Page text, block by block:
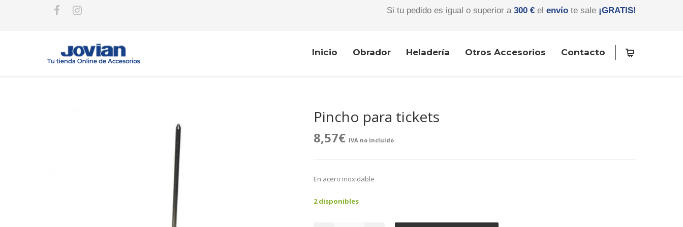
Si tu pedido es igual o superior a300 € el envío te sale ¡GRATIS!
Inicio Obrador Heladería Otros Accesorios Contacto
Pincho para tickets
8,57€ IVA no incluido
En acero inoxidable
2 disponibles